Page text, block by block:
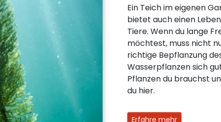
Ein Teich im eigenen
bietet auch einen
Tiere. Wenn du lange
möchtest, muss nicht
richtige Bepflanzung
Wasserpflanzen sich
Pflanzen du brauchst
du hier.
Erfahre mehr